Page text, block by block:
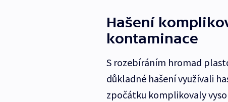
Hašení
kontaminace
S rozebíráním hromad
důkladné hašení využívali
zpočátku komplikovaly